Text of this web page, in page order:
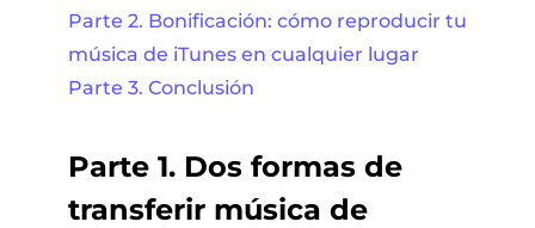
Parte 2. Bonificación: cómo reproducir tu
música de iTunes en cualquier lugar
Parte 3. Conclusión
Parte 1. Dos formas de
transferir música de